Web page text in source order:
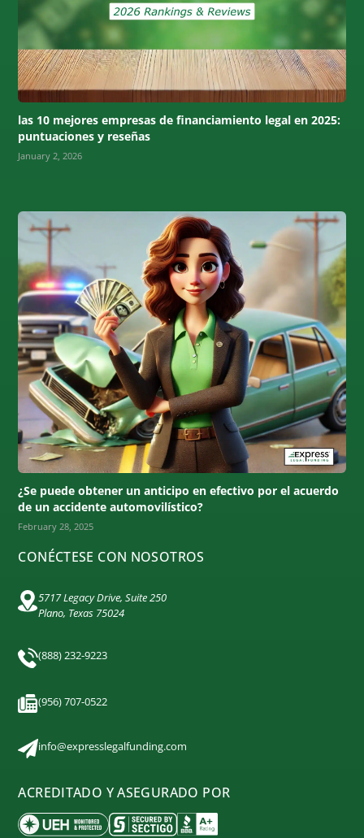
las 10 mejores empresas de financiamiento legal en 2025:
puntuaciones y reseñas
January 2, 2026
¿Se puede obtener un anticipo en efectivo por el acuerdo
de un accidente automovilístico?
February 28, 2025
CONÉCTESE CON NOSOTROS
5717 Legacy Drive, Suite 250
Plano, Texas 75024
(888) 232-9223
(956) 707-0522
info@expresslegalfunding.com
ACREDITADO Y ASEGURADO POR